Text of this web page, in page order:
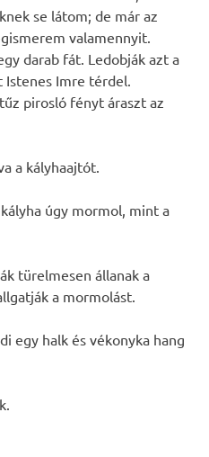
se látom; de már az
valamennyit.
darab fát. Ledobják azt a
Imre térdel.
pirosló fényt áraszt az
a kályhaajtót.
úgy mormol, mint a
türelmesen állanak a
a mormolást.
egy halk és vékonyka hang